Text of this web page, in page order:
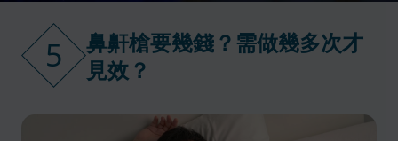
5
鼻鼾槍要幾錢？需做幾多次才
見效？